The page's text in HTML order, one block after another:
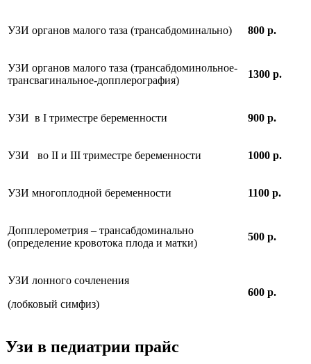
УЗИ органов малого таза (трансабдоминально) 800 р.
УЗИ органов малого таза (трансабдоминольное-
трансвагинальное-допплерография)
1300 р.
УЗИ в I триместре беременности 900 р.
УЗИ во II и III триместре беременности 1000 р.
УЗИ многоплодной беременности 1100 р.
Допплерометрия – трансабдоминально
(определение кровотока плода и матки)
500 р.
УЗИ лонного сочленения
(лобковый симфиз)
600 р.
Узи в педиатрии прайс